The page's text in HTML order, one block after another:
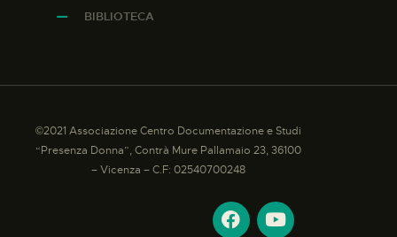
BIBLIOTECA
©2021 Associazione Centro Documentazione e Studi
“Presenza Donna”, Contrà Mure Pallamaio 23, 36100
– Vicenza – C.F: 02540700248